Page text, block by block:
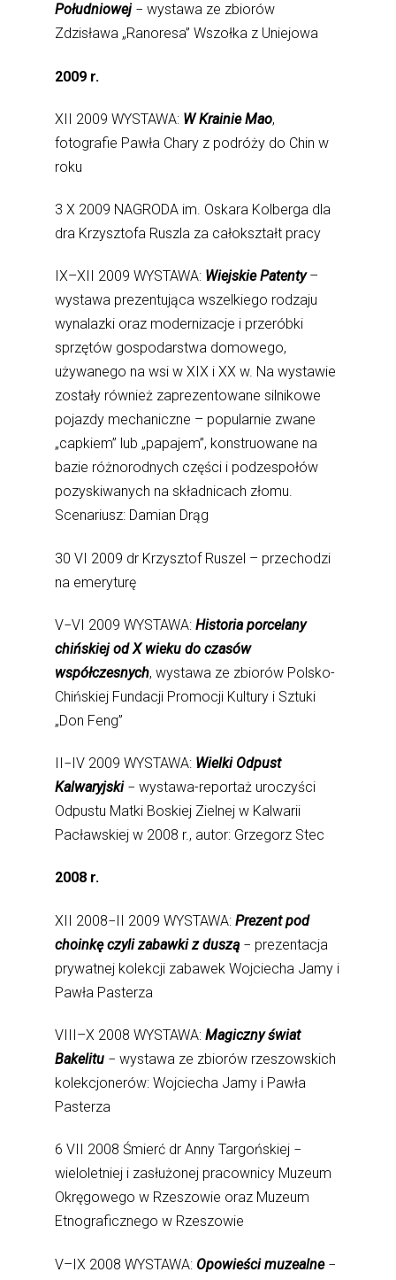
Południowej− wystawa ze zbiorów
Zdzisława „Ranoresa” Wszołka z Uniejowa
2009 r.
XII 2009 WYSTAWA: W Krainie Mao,
fotografie Pawła Chary z podróży do Chin w
roku
3 X 2009 NAGRODA im. Oskara Kolberga dla
dra Krzysztofa Ruszla za całokształt pracy
IX–XII 2009 WYSTAWA: Wiejskie Patenty–
wystawa prezentująca wszelkiego rodzaju
wynalazki oraz modernizacje i przeróbki
sprzętów gospodarstwa domowego,
używanego na wsi w XIX i XX w. Na wystawie
zostały również zaprezentowane silnikowe
pojazdy mechaniczne – popularnie zwane
„capkiem” lub „papajem”, konstruowane na
bazie różnorodnych części i podzespołów
pozyskiwanych na składnicach złomu.
Scenariusz: Damian Drąg
30 VI 2009 dr Krzysztof Ruszel – przechodzi
na emeryturę
V−VI 2009 WYSTAWA: Historia porcelany
chińskiej od X wieku do czasów
współczesnych, wystawa ze zbiorów Polsko-
Chińskiej Fundacji Promocji Kultury i Sztuki
„Don Feng”
II−IV 2009 WYSTAWA: Wielki Odpust
Kalwaryjski − wystawa-reportaż uroczyści
Odpustu Matki Boskiej Zielnej w Kalwarii
Pacławskiej w 2008 r., autor: Grzegorz Stec
2008 r.
XII 2008−II 2009 WYSTAWA:Prezent pod
choinkę czyli zabawki z duszą − prezentacja
prywatnej kolekcji zabawek Wojciecha Jamy i
Pawła Pasterza
VIII–X 2008 WYSTAWA:Magiczny świat
Bakelitu − wystawa ze zbiorów rzeszowskich
kolekcjonerów: Wojciecha Jamy i Pawła
Pasterza
6 VII 2008 Śmierć dr Anny Targońskiej −
wieloletniej i zasłużonej pracownicy Muzeum
Okręgowego w Rzeszowie oraz Muzeum
Etnograficznego w Rzeszowie
V–IX 2008 WYSTAWA: Opowieści muzealne −